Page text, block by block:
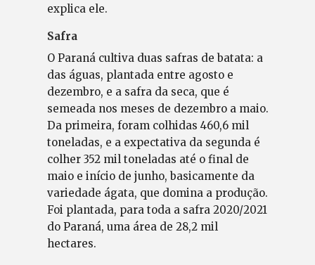
explica ele.
Safra
O Paraná cultiva duas safras de batata: a
das águas, plantada entre agosto e
dezembro, e a safra da seca, que é
semeada nos meses de dezembro a maio.
Da primeira, foram colhidas 460,6 mil
toneladas, e a expectativa da segunda é
colher 352 mil toneladas até o final de
maio e início de junho, basicamente da
variedade ágata, que domina a produção.
Foi plantada, para toda a safra 2020/2021
do Paraná, uma área de 28,2 mil
hectares.